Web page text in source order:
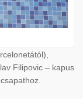
Filipovic – kapus